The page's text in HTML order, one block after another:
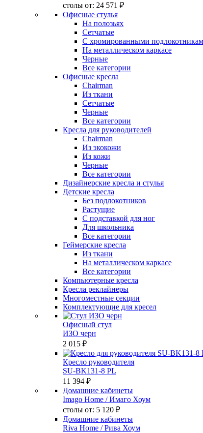
столы от: 24 571 ₽
Офисные стулья
На полозьях
Сетчатые
С хромированными
На металлическом каркасе
Черные
Все категории
Офисные кресла
Chairman
Из ткани
Сетчатые
Черные
Все категории
Кресла для руководителей
Chairman
Из экокожи
Из кожи
Черные
Все категории
Дизайнерские кресла и стулья
Детские кресла
Без подлокотников
Растущие
С подставкой для ног
Для школьника
Все категории
Геймерские кресла
Из ткани
На металлическом каркасе
Все категории
Компьютерные кресла
Кресла реклайнеры
Многоместные секции
Комплектующие для кресел
Офисный стул
ИЗО черн
2 015 ₽
Кресло руководителя
SU-BK131-8 PL
11 394 ₽
Домашние кабинеты
Imago Home / Имаго Хоум
столы от: 5 120 ₽
Домашние кабинеты
Riva Home / Рива Хоум